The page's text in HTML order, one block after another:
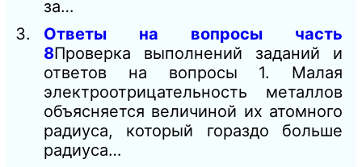
за…
Ответы на вопросы часть
8Проверка выполнений заданий и
ответов на вопросы 1. Малая
электроотрицательность металлов
объясняется величиной их атомного
радиуса, который гораздо больше
радиуса…